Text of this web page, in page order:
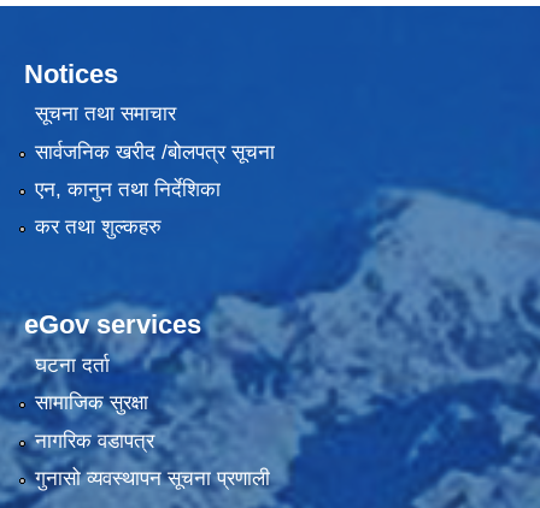
Notices
सूचना तथा समाचार
सार्वजनिक खरीद /बोलपत्र सूचना
एन, कानुन तथा निर्देशिका
कर तथा शुल्कहरु
eGov services
घटना दर्ता
सामाजिक सुरक्षा
नागरिक वडापत्र
गुनासो व्यवस्थापन सूचना प्रणाली